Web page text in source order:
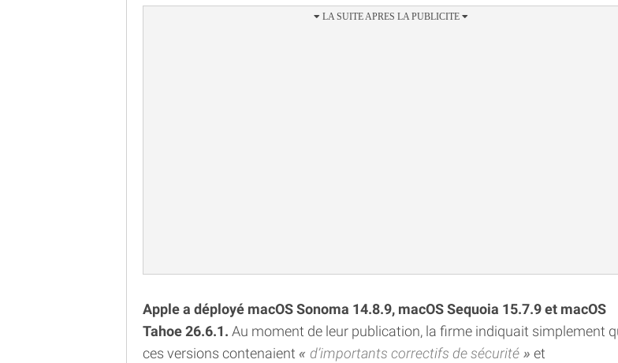
Apple a déployé macOS Sonoma 14.8.9, macOS Sequoia 15.7.9 et macOS
Tahoe 26.6.1. Au moment de leur publication, la firme indiquait simplement
ces versions contenaient
d’importants correctifs de sécurité
et